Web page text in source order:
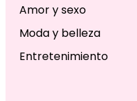
Amor y sexo
Moda y belleza
Entretenimiento